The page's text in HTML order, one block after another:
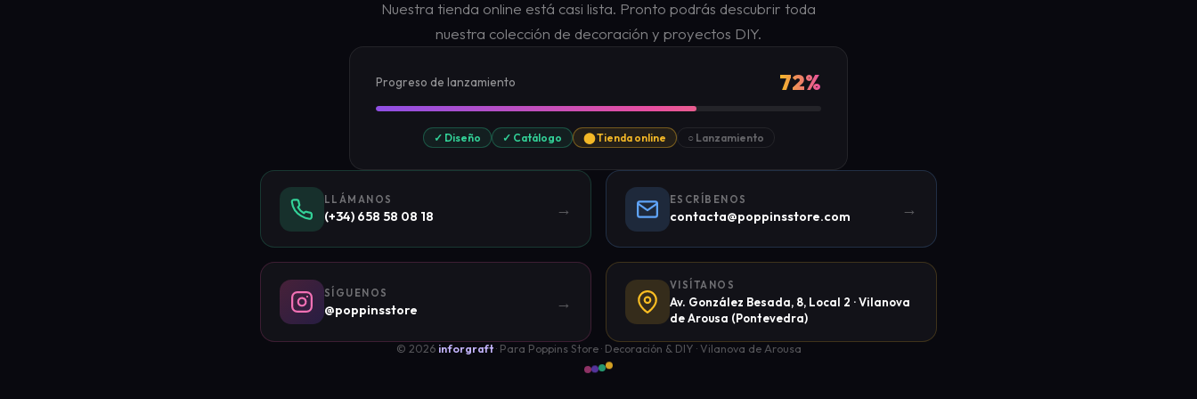
Nuestra tienda online está casi lista. Pronto podrás descubrir toda
nuestra colección de decoración y proyectos DIY.
Progreso de lanzamiento 72%
✓ Diseño ✓ Catálogo ⬤ Tienda online ○ Lanzamiento
LLÁMANOS
(+34) 658 58 08 18 → ESCRÍBENOS
contacta@poppinsstore.com →
SÍGUENOS
@poppinsstore →
VISÍTANOS
Av. González Besada, 8, Local 2 · Vilanova
de Arousa (Pontevedra)
© 2026 inforgraft· Para Poppins Store · Decoración & DIY · Vilanova de Arousa